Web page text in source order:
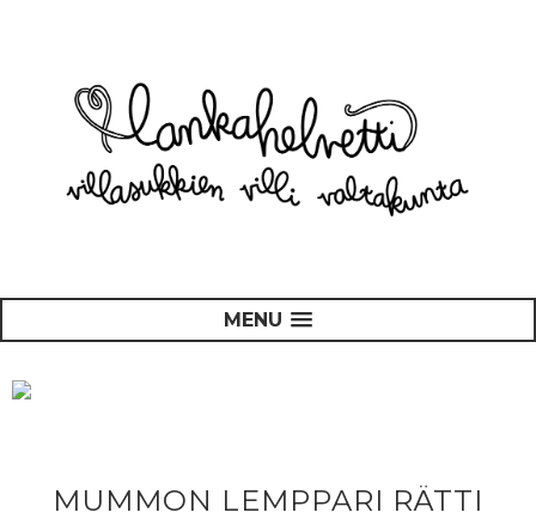
MENU
MUMMON LEMPPARI RÄTTI